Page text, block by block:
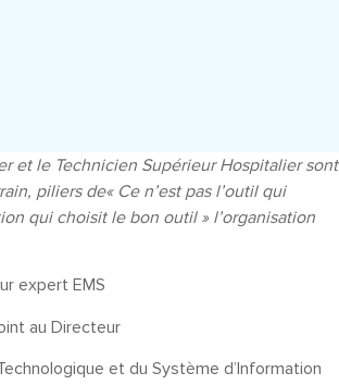
et le Technicien Supérieur Hospitalier sont
piliers de« Ce n’est pas l’outil qui
qui choisit le bon outil »l’organisation
expert EMS
au Directeur
et du Système d’Information